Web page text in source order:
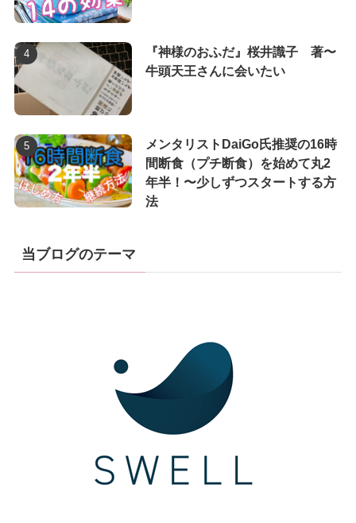
『神様のおふだ』桜井識子 著〜
牛頭天王さんに会いたい
メンタリストDaiGo氏推奨の16時
間断食（プチ断食）を始めて丸2
年半！〜少しずつスタートする方
法
当ブログのテーマ